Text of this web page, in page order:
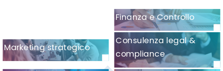
Finanza e Controllo
Marketing strategico
Consulenza legal &
compliance